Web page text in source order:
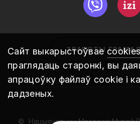
Сайт выкарыстоўвае
праглядаць старонкі, вы
апрацоўку файлаў cookie і
дадзеных.
ЗВАРОТЫ
Нацыянальны Мастацкі Музей